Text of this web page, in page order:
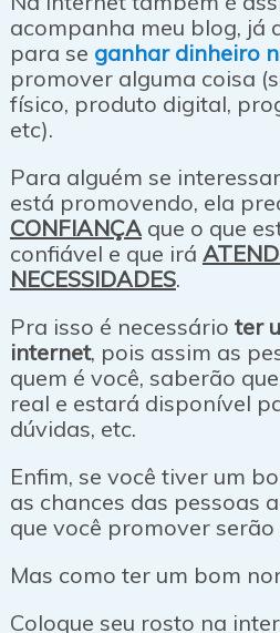
acompanha meu blog, já
para se ganhar dinheiro
promover alguma coisa
físico, produto digital,
etc).
Para alguém se
está promovendo, ela
CONFIANÇAque o que
confiável e que irá
NECESSIDADES.
Pra isso é necessário ter
internet, pois assim as
quem é você, saberão
real e estará disponível
dúvidas, etc.
Enfim, se você tiver um
as chances das pessoas
que você promover serão
Mas como ter um bom
Coloque seu rosto na